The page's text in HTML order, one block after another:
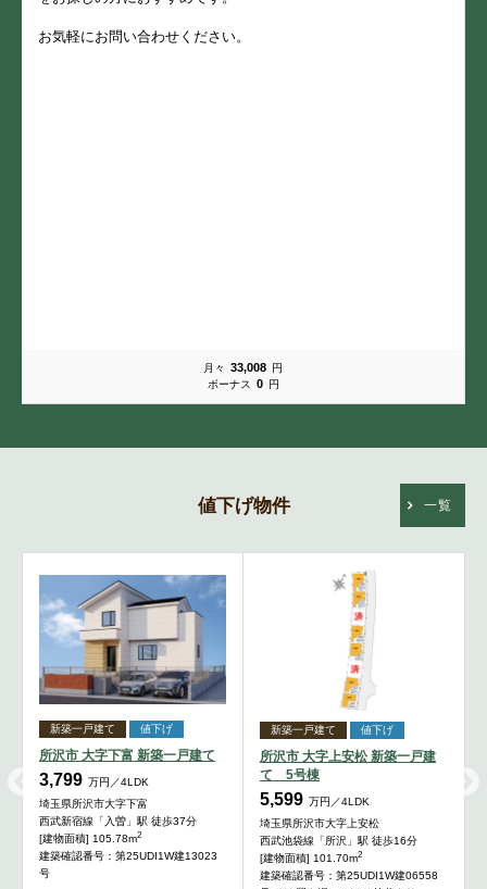
お気軽にお問い合わせください。
月々 33,008 円
ボーナス
0 円
値下げ物件 一覧
新築一戸建て 値下げ
所沢市 大字下富 新築一戸建て
3,799 万円／4LDK
埼玉県所沢市大字下富
西武新宿線「入曽」駅 徒歩37分
[建物面積] 105.78m2
建築確認番号：第25UDI1W建13023
号
新築一戸建て 値下げ
所沢市 大字上安松 新築一戸建
て 5号棟
5,599 万円／4LDK
埼玉県所沢市大字上安松
西武池袋線「所沢」駅 徒歩16分
[建物面積] 101.70m2
建築確認番号：第25UDI1W建06558